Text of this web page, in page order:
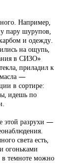
Например,
пару шурупов,
и одежду.
на ощупь,
в СИЗО»
приладил к
—
в сортире:
идешь по
этой разрухи —
света есть,
огоньками
в темноте можно